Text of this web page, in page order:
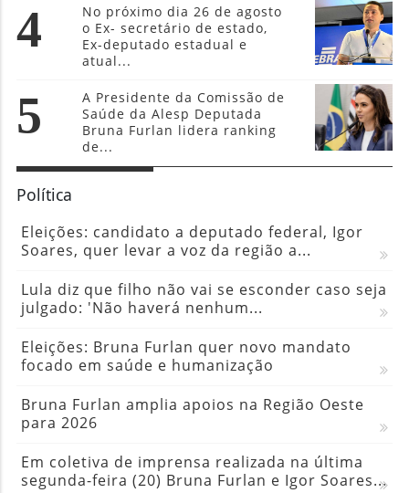
4
No próximo dia 26 de agosto
o Ex- secretário de estado,
Ex-deputado estadual e
atual...
5
A Presidente da Comissão de
Saúde da Alesp Deputada
Bruna Furlan lidera ranking
de...
Política
Eleições: candidato a deputado federal, Igor
Soares, quer levar a voz da região a...
Lula diz que filho não vai se esconder caso seja
julgado: 'Não haverá nenhum...
Eleições: Bruna Furlan quer novo mandato
focado em saúde e humanização
Bruna Furlan amplia apoios na Região Oeste
para 2026
Em coletiva de imprensa realizada na última
segunda-feira (20) Bruna Furlan e Igor Soares...